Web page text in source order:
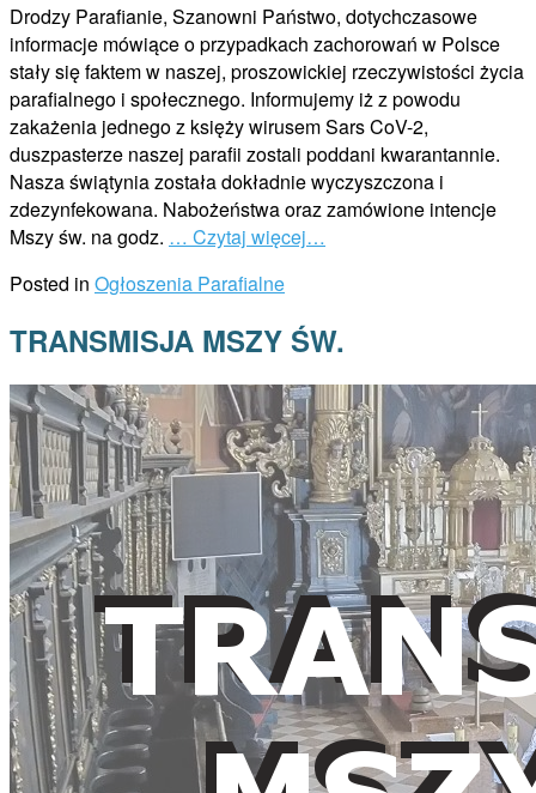
Drodzy Parafianie, Szanowni Państwo, dotychczasowe
informacje mówiące o przypadkach zachorowań w Polsce
stały się faktem w naszej, proszowickiej rzeczywistości życia
parafialnego i społecznego. Informujemy iż z powodu
zakażenia jednego z księży wirusem Sars CoV-2,
duszpasterze naszej parafii zostali poddani kwarantannie.
Nasza świątynia została dokładnie wyczyszczona i
zdezynfekowana. Nabożeństwa oraz zamówione intencje
Mszy św. na godz. … Czytaj więcej…
Posted in Ogłoszenia Parafialne
TRANSMISJA MSZY ŚW.